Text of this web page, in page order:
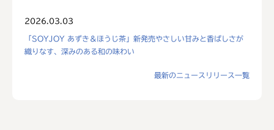
2026.03.03
「SOYJOY あずき＆ほうじ茶」新発売やさしい甘みと香ばしさが
織りなす、深みのある和の味わい
最新のニュースリリース一覧